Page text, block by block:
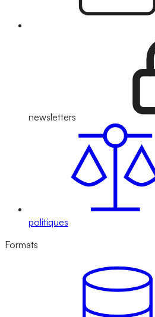
newsletters
politiques
Formats